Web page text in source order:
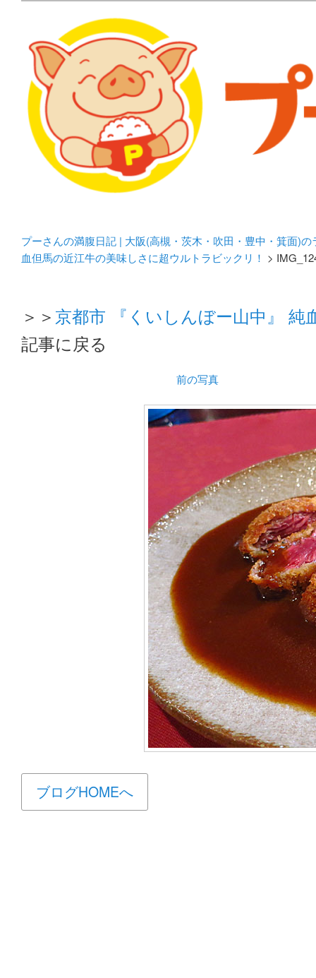
プーさんの満腹日記 |
豊中・箕面)のランチ＆
化してます。
プーさんの満腹日記 | 大阪(高槻・茨木・吹田・豊中・箕面)
血但馬の近江牛の美味しさに超ウルトラビックリ！ >
＞＞ 京都市 『くいしんぼー山中』
記事に戻る
前の写真
ブログHOMEへ